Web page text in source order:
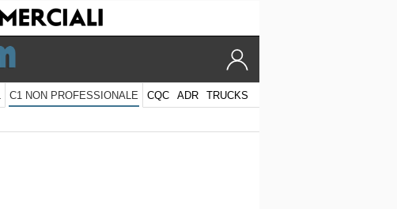
C1 NON PROFESSIONALE CQC ADR TRUCKS